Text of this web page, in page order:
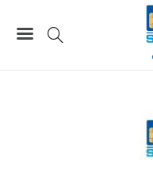
SIM Tim Numero Facile